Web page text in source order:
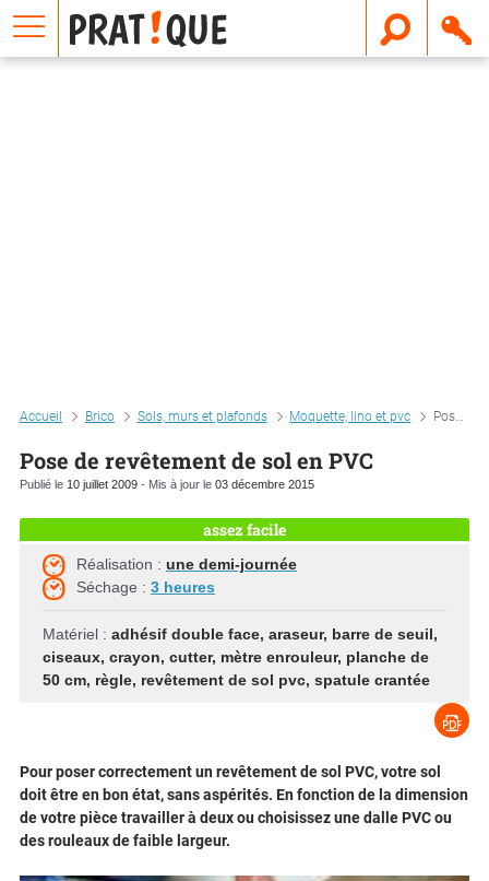
Accueil Brico Sols, murs et plafonds Moquette, lino et pvc Pose de revêtement de sol en pvc
Pose de revêtement de sol en PVC
Publié le 10 juillet 2009 - Mis à jour le 03 décembre 2015
assez facile
Réalisation : une demi-journée
Séchage : 3 heures
Matériel : adhésif double face, araseur, barre de seuil,
ciseaux, crayon, cutter, mètre enrouleur, planche de
50 cm, règle, revêtement de sol pvc, spatule crantée
Pour poser correctement un revêtement de sol PVC, votre sol
doit être en bon état, sans aspérités. En fonction de la dimension
de votre pièce travailler à deux ou choisissez une dalle PVC ou
des rouleaux de faible largeur.
E
m
a